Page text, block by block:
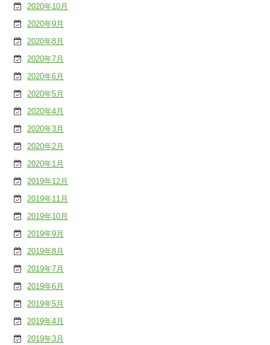
2020年10月
2020年9月
2020年8月
2020年7月
2020年6月
2020年5月
2020年4月
2020年3月
2020年2月
2020年1月
2019年12月
2019年11月
2019年10月
2019年9月
2019年8月
2019年7月
2019年6月
2019年5月
2019年4月
2019年3月